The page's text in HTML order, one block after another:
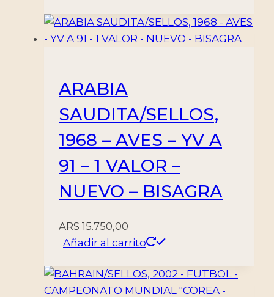
ARABIA
SAUDITA/SELLOS,
1968 – AVES – YV A
91 – 1 VALOR –
NUEVO – BISAGRA
ARS 15.750,00
Añadir al carrito